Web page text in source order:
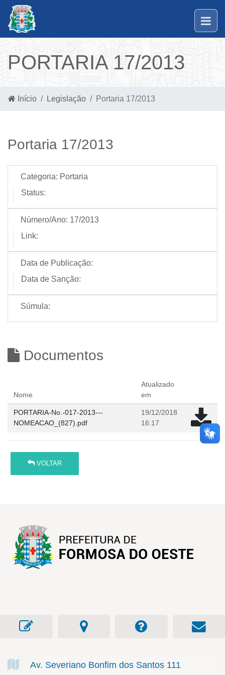
PORTARIA 17/2013
Início Legislação Portaria 17/2013
Portaria 17/2013
Categoria: Portaria
Status:
Número/Ano: 17/2013
Link:
Data de Publicação:
Data de Sanção:
Súmula:
Documentos
Nome
Atualizado
em
PORTARIA-No.-017-2013---
NOMEACAO_(827).pdf
19/12/2018
16:17
VOLTAR
Av. Severiano Bonfim dos Santos 111